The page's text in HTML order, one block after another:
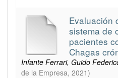
Evaluación
sistema de
pacientes
Chagas
Infante Ferrari, Guido
de la Empresa, 2021)